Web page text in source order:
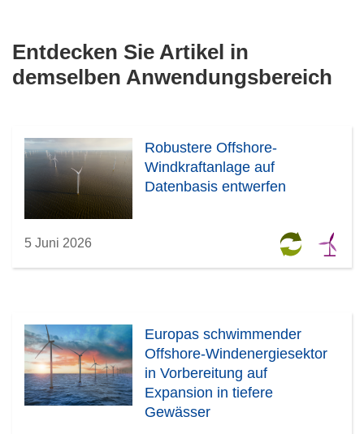
Entdecken Sie Artikel in
demselben Anwendungsbereich
Robustere Offshore-
Windkraftanlage auf
Datenbasis entwerfen
5 Juni 2026
Europas schwimmender
Offshore-Windenergiesektor
in Vorbereitung auf
Expansion in tiefere
Gewässer